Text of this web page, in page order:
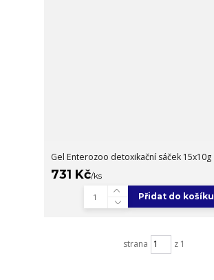
Gel Enterozoo detoxikační sáček 15x10g
731 Kč/ks
Přidat do košíku
strana z 1